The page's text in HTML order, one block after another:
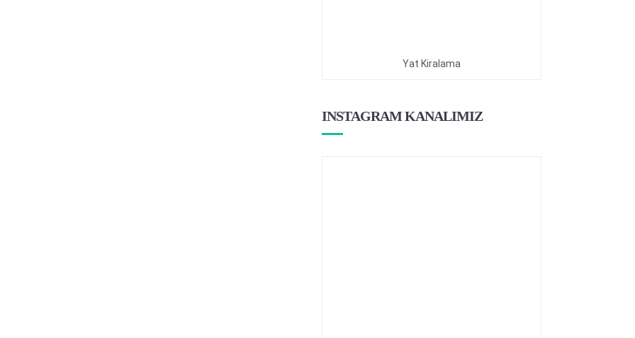
Yat Kiralama
INSTAGRAM KANALIMIZ